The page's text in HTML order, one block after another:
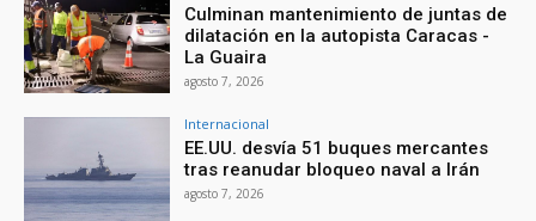
Culminan mantenimiento de juntas de
dilatación en la autopista Caracas -
La Guaira
agosto 7, 2026
Internacional
EE.UU. desvía 51 buques mercantes
tras reanudar bloqueo naval a Irán
agosto 7, 2026